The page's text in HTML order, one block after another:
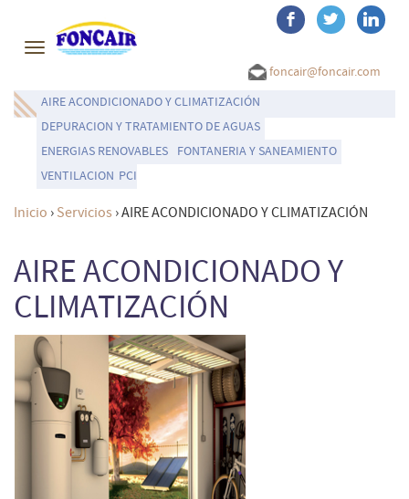
Toggle
foncair@foncair.com
AIRE ACONDICIONADO Y CLIMATIZACIÓN
DEPURACION Y TRATAMIENTO DE AGUAS
ENERGIAS RENOVABLES
FONTANERIA Y SANEAMIENTO
VENTILACION PCI
Inicio › Servicios ›AIRE ACONDICIONADO Y CLIMATIZACIÓN
AIRE ACONDICIONADO Y
CLIMATIZACIÓN